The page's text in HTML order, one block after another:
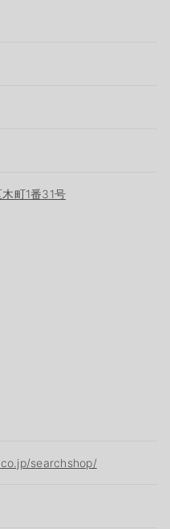
町1番31号
searchshop/